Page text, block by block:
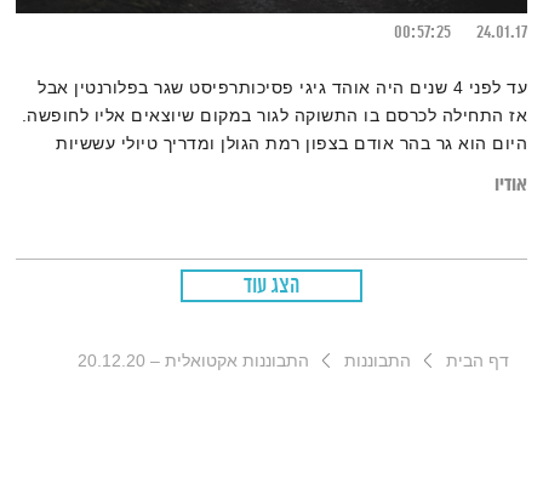
24.01.17
00:57:25
עד לפני 4 שנים היה אוהד גיגי פסיכותרפיסט שגר בפלורנטין אבל
אז התחילה לכרסם בו התשוקה לגור במקום שיוצאים אליו לחופשה.
היום הוא גר בהר אודם בצפון רמת הגולן ומדריך טיולי עששיות
אודיו
הצג עוד
דף הבית התבוננות התבוננות אקטואלית – 20.12.20